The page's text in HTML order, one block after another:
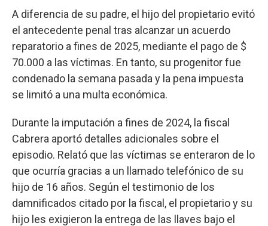
A diferencia de su padre, el hijo del propietario evitó
el antecedente penal tras alcanzar un acuerdo
reparatorio a fines de 2025, mediante el pago de $
70.000 a las víctimas. En tanto, su progenitor fue
condenado la semana pasada y la pena impuesta
se limitó a una multa económica.
Durante la imputación a fines de 2024, la fiscal
Cabrera aportó detalles adicionales sobre el
episodio. Relató que las víctimas se enteraron de lo
que ocurría gracias a un llamado telefónico de su
hijo de 16 años. Según el testimonio de los
damnificados citado por la fiscal, el propietario y su
hijo les exigieron la entrega de las llaves bajo el